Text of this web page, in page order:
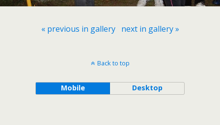
« previous in gallery next in gallery »
Back to top
Mobile Desktop